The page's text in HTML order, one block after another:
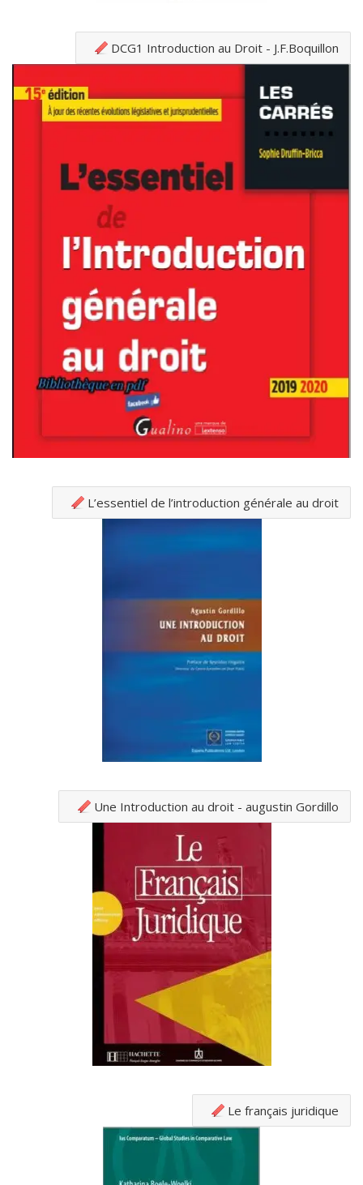
DCG1 Introduction au Droit - J.F.Boquillon
L’essentiel de l’introduction générale au droit
Une Introduction au droit - augustin Gordillo
Le français juridique